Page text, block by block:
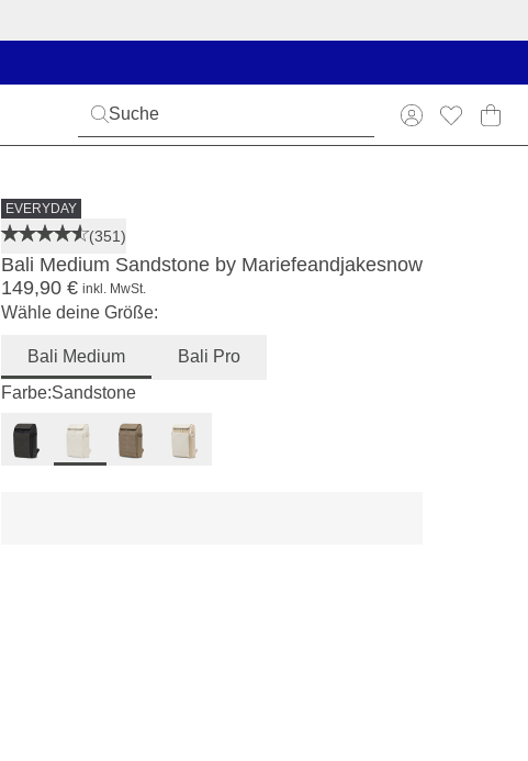
EVERYDAY
(351)
Bali Medium Sandstone by Mariefeandjakesnow
149,90 € inkl. MwSt.
Wähle deine Größe:
Bali Medium
Bali Pro
Farbe:Sandstone